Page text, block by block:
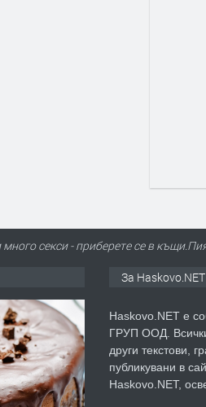
секси - приберете се в
За Haskovo.NET
Haskovo.NET е
ГРУП ООД.
други текстови,
публикувани в
Haskovo.NET,